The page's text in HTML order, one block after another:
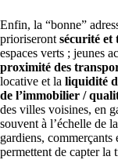
Enfin, la “bonne”
prioriseront sécurité
espaces verts ; jeunes
proximité des
locative et la liquidité
de l’immobilier /
des villes voisines, en
souvent à l’échelle de
gardiens,
permettent de capter la